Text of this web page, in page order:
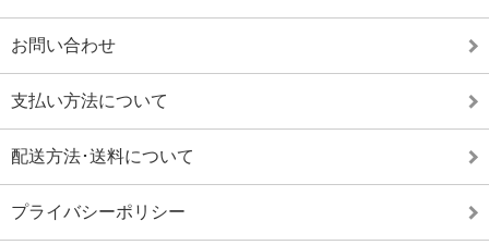
お問い合わせ
支払い方法について
配送方法･送料について
プライバシーポリシー